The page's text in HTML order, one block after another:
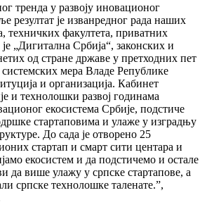
тренда у развоју иновационог
резултат је изванредног рада наших
техничких факултета, приватних
„Дигитална Србија“, законских и
од стране државе у претходних пет
мера Владе Републике
и организација. Кабинет
и технолошки развој годинама
екосистема Србије, подстиче
стартаповима и улаже у изградњу
До сада је отворено 25
стартап и смарт сити центара и
екосистем и да подстичемо и остале
да више улажу у српске стартапове, а
српске технолошке таленате.”,